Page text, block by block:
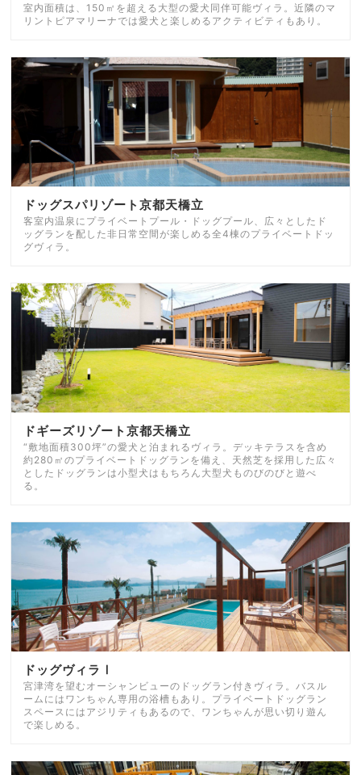
室内面積は、150㎡を超える大型の愛犬同伴可能ヴィラ。近隣のマ
リントピアマリーナでは愛犬と楽しめるアクティビティもあり。
ドッグスパリゾート京都天橋立
客室内温泉にプライベートプール・ドッグプール、広々としたド
ッグランを配した非日常空間が楽しめる全4棟のプライベートドッ
グヴィラ。
ドギーズリゾート京都天橋立
“敷地面積300坪”の愛犬と泊まれるヴィラ。デッキテラスを含め
約280㎡のプライベートドッグランを備え、天然芝を採用した広々
としたドッグランは小型犬はもちろん大型犬ものびのびと遊べ
る。
ドッグヴィラⅠ
宮津湾を望むオーシャンビューのドッグラン付きヴィラ。バスル
ームにはワンちゃん専用の浴槽もあり。プライベートドッグラン
スペースにはアジリティもあるので、ワンちゃんが思い切り遊ん
で楽しめる。